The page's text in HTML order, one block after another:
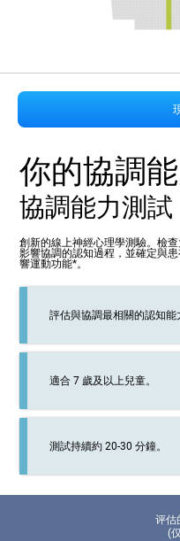
你的協調
協調能力測試
創新的線上神經心理學測驗。檢
影響協調的認知過程，並確定與
響運動功能*。
評估與協調最相關的認知能
適合 7 歲及以上兒童。
測試持續約 20-30 分鐘。
评估
(